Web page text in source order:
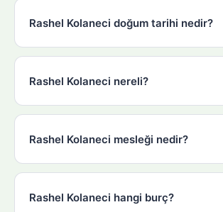
Rashel Kolaneci doğum tarihi nedir?
Rashel Kolaneci nereli?
Rashel Kolaneci mesleği nedir?
Rashel Kolaneci hangi burç?